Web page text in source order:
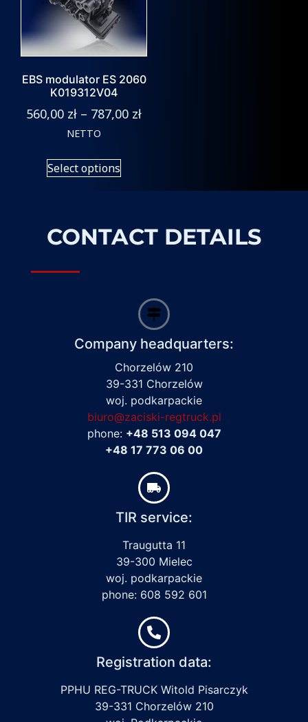
EBS modulator ES 2060
K019312V04
560,00 zł – 787,00 zł
NETTO
Select options
CONTACT DETAILS
Company headquarters:
Chorzelów 210
39-331 Chorzelów
woj. podkarpackie
biuro@zaciski-regtruck.pl
phone: +48 513 094 047
+48 17 773 06 00
TIR service:
Traugutta 11
39-300 Mielec
woj. podkarpackie
phone: 608 592 601
Registration data:
PPHU REG-TRUCK Witold Pisarczyk
39-331 Chorzelów 210